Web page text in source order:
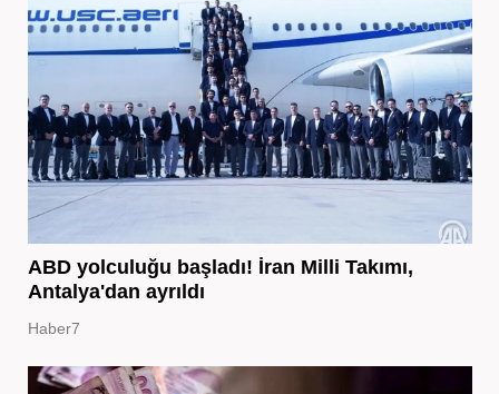
ABD yolculuğu başladı! İran Milli Takımı,
Antalya'dan ayrıldı
Haber7